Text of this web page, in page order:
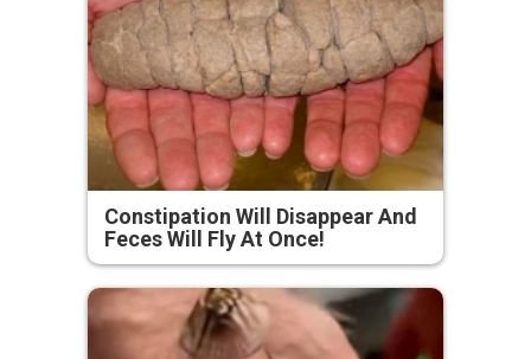
Constipation Will Disappear And
Feces Will Fly At Once!